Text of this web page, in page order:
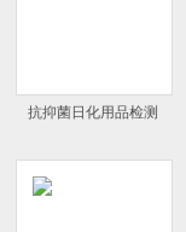
抗抑菌日化用品检测